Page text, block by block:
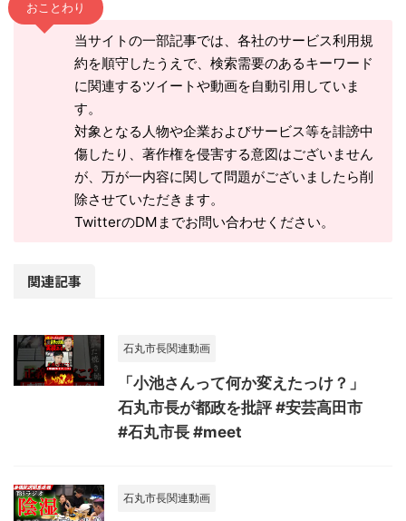
おことわり
当サイトの一部記事では、各社のサービス利用規
約を順守したうえで、検索需要のあるキーワード
に関連するツイートや動画を自動引用していま
す。
対象となる人物や企業およびサービス等を誹謗中
傷したり、著作権を侵害する意図はございません
が、万が一内容に関して問題がございましたら削
除させていただきます。
TwitterのDMまでお問い合わせください。
関連記事
石丸市長関連動画
「小池さんって何か変えたっけ？」
石丸市長が都政を批評 #安芸高田市
#石丸市長 #meet
石丸市長関連動画